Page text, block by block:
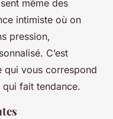
même des
intimiste où on
pression,
C’est
qui vous correspond
fait tendance.